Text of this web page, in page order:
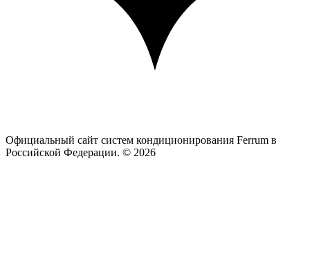
Официальный сайт систем кондиционирования Ferrum в
Российской Федерации. © 2026